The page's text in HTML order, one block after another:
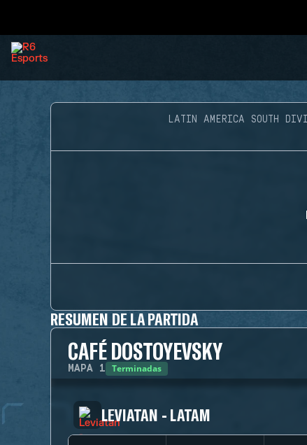
LATIN AMERICA SOUTH
RESUMEN DE LA PARTIDA
CAFÉ DOSTOYEVSKY
MAPA 1 Terminadas
LEVIATAN - LATAM